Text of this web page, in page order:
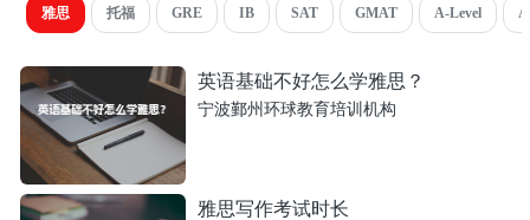
雅思 托福 GRE IB SAT GMAT A-Level
英语基础不好怎么学雅思？
宁波鄞州环球教育培训机构
雅思写作考试时长